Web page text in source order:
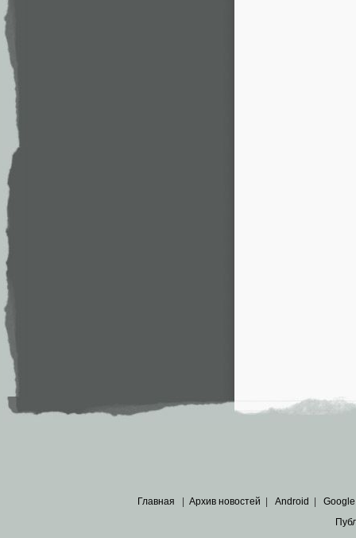
Главная Архив новостей Android Google